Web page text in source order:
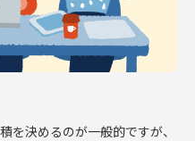
を決めるのが一般的ですが、